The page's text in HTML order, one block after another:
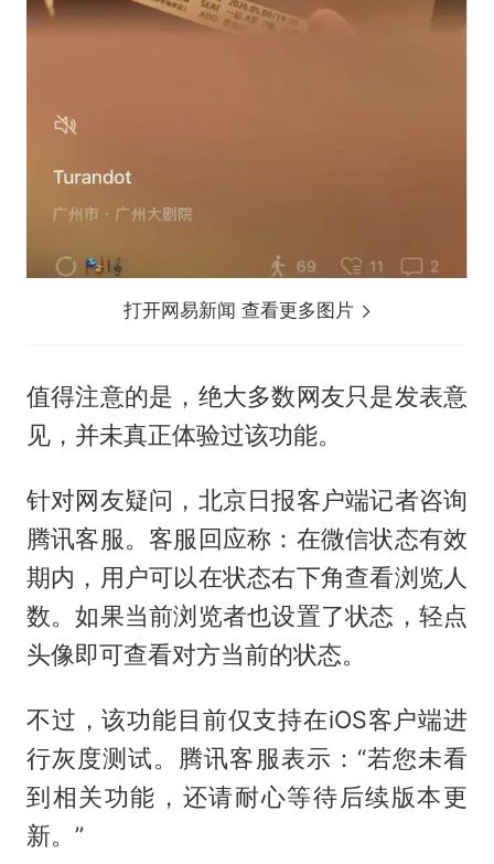
打开网易新闻 查看更多图片
值得注意的是，绝大多数网友只是发表意
见，并未真正体验过该功能。
针对网友疑问，北京日报客户端记者咨询
腾讯客服。客服回应称：在微信状态有效
期内，用户可以在状态右下角查看浏览人
数。如果当前浏览者也设置了状态，轻点
头像即可查看对方当前的状态。
不过，该功能目前仅支持在iOS客户端进
行灰度测试。腾讯客服表示：“若您未看
到相关功能，还请耐心等待后续版本更
新。”